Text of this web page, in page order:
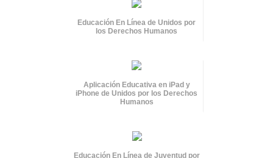
Educación En Línea de Unidos por
los Derechos Humanos
Aplicación Educativa en iPad y
iPhone de Unidos por los Derechos
Humanos
Educación En Línea de Juventud por